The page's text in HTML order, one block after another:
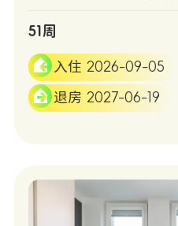
51周
入住 2026-09-05
退房 2027-06-19